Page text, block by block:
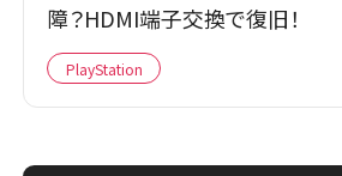
障？HDMI端子交換で復旧！
PlayStation